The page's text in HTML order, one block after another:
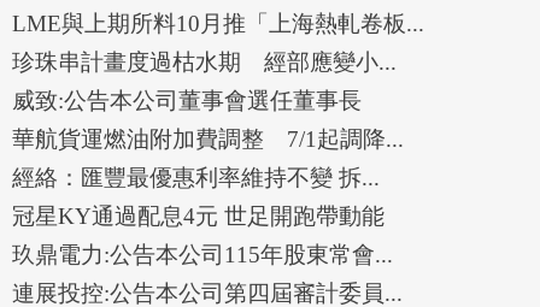
LME與上期所料10月推「上海熱軋卷板...
珍珠串計畫度過枯水期 經部應變小...
威致:公告本公司董事會選任董事長
華航貨運燃油附加費調整 7/1起調降...
經絡：匯豐最優惠利率維持不變 拆...
冠星KY通過配息4元 世足開跑帶動能
玖鼎電力:公告本公司115年股東常會...
連展投控:公告本公司第四屆審計委員...